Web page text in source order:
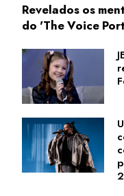
Revelados os
do 'The Voice